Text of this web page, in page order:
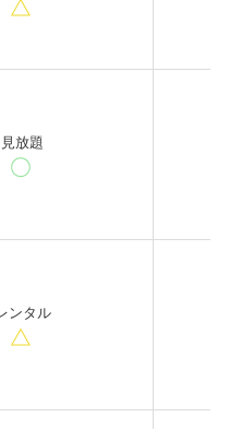
見放題
ンタル